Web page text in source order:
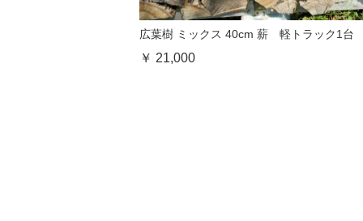
広葉樹 ミックス 40cm 薪 軽トラック1台
￥ 21,000